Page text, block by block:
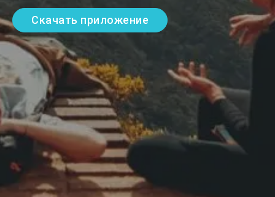
Скачать приложение